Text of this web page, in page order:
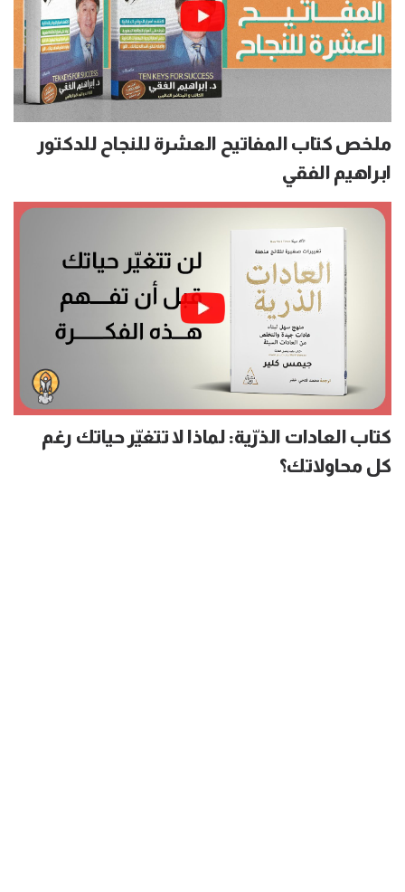
ملخص كتاب المفاتيح العشرة للنجاح للدكتور
ابراهيم الفقي
كتاب العادات الذرّية: لماذا لا تتغيّر حياتك رغم
كل محاولاتك؟